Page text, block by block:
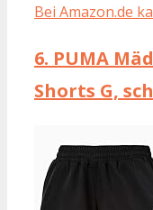
Bei Amazon.de
6. PUMA
Shorts G,